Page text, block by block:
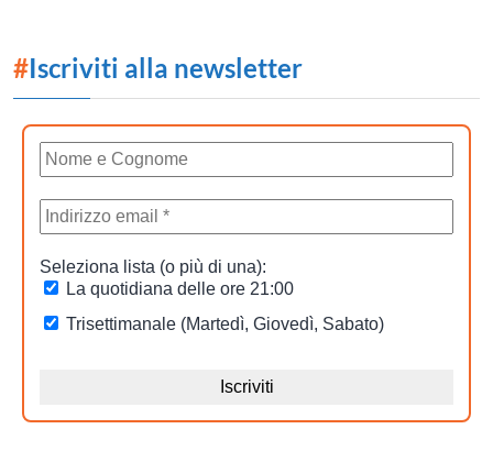
#Iscriviti alla newsletter